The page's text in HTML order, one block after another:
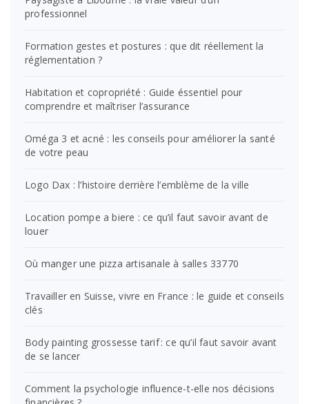
professionnel
Formation gestes et postures : que dit réellement la
réglementation ?
Habitation et copropriété : Guide éssentiel pour
comprendre et maîtriser l’assurance
Oméga 3 et acné : les conseils pour améliorer la santé
de votre peau
Logo Dax : l’histoire derrière l’emblème de la ville
Location pompe a biere : ce qu’il faut savoir avant de
louer
Où manger une pizza artisanale à salles 33770
Travailler en Suisse, vivre en France : le guide et conseils
clés
Body painting grossesse tarif : ce qu’il faut savoir avant
de se lancer
Comment la psychologie influence-t-elle nos décisions